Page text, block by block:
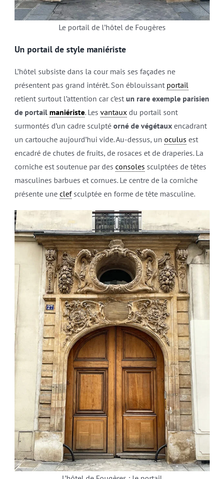
Le portail de l’hôtel de Fougères
Un portail de style maniériste
L’hôtel subsiste dans la cour mais ses façades ne
présentent pas grand intérêt. Son éblouissant portail
retient surtout l’attention car c’est un rare exemple parisien
de portail maniériste. Les vantauxdu portail sont
surmontés d’un cadre sculpté orné de végétauxencadrant
un cartouche aujourd’hui vide. Au-dessus, un oculus est
encadré de chutes de fruits, de rosaces et de draperies. La
corniche est soutenue par des consoles sculptées de têtes
masculines barbues et cornues. Le centre de la corniche
présente une clefsculptée en forme de tête masculine.